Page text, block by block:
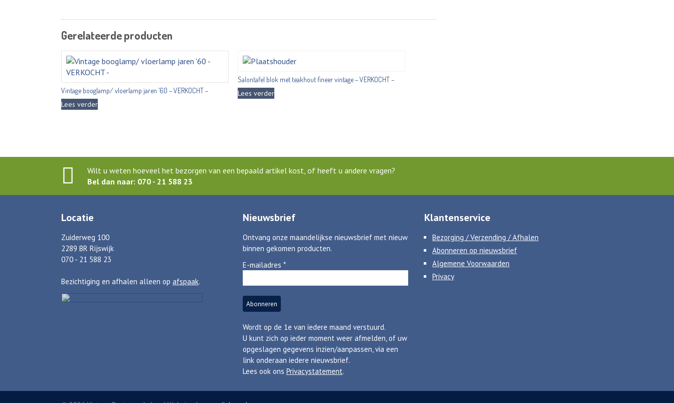
Gerelateerde producten
Vintage booglamp/ vloerlamp jaren ’60 – VERKOCHT –
Lees verder
Salontafel blok met teakhout fineer vintage – VERKOCHT –
Lees verder
Wilt u weten hoeveel het bezorgen van een bepaald artikel kost, of heeft u andere vragen?
Bel dan naar: 070 - 21 588 23
Locatie
Zuiderweg 100
2289 BR Rijswijk
070 - 21 588 23
Bezichtiging en afhalen alleen op afspaak.
Nieuwsbrief
Ontvang onze maandelijkse nieuwsbrief met nieuw
binnen gekomen producten.
E-mailadres *
Wordt op de 1e van iedere maand verstuurd.
U kunt zich op ieder moment weer afmelden, of uw
opgeslagen gegevens inzien/aanpassen, via een
link onderaan iedere nieuwsbrief.
Lees ook ons Privacystatement.
Klantenservice
Bezorging / Verzending / Afhalen
Abonneren op nieuwsbrief
Algemene Voorwaarden
Privacy